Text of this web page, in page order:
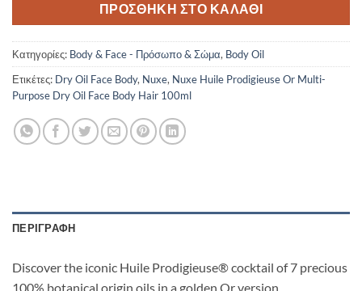
ΠΡΟΣΘΉΚΗ ΣΤΟ ΚΑΛΆΘΙ
Κατηγορίες: Body & Face - Πρόσωπο & Σώμα, Body Oil
Ετικέτες: Dry Oil Face Body, Nuxe, Nuxe Huile Prodigieuse Or Multi-
Purpose Dry Oil Face Body Hair 100ml
ΠΕΡΙΓΡΑΦΉ
Discover the iconic Huile Prodigieuse® cocktail of 7 precious
100% botanical origin oils in a golden Or version.